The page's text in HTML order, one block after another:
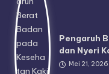
Pengaruh
dan Nyeri
Mei 21, 2026